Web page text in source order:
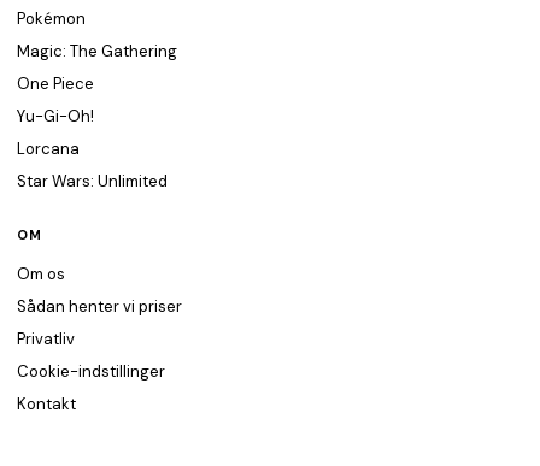
Pokémon
Magic: The Gathering
One Piece
Yu-Gi-Oh!
Lorcana
Star Wars: Unlimited
OM
Om os
Sådan henter vi priser
Privatliv
Cookie-indstillinger
Kontakt